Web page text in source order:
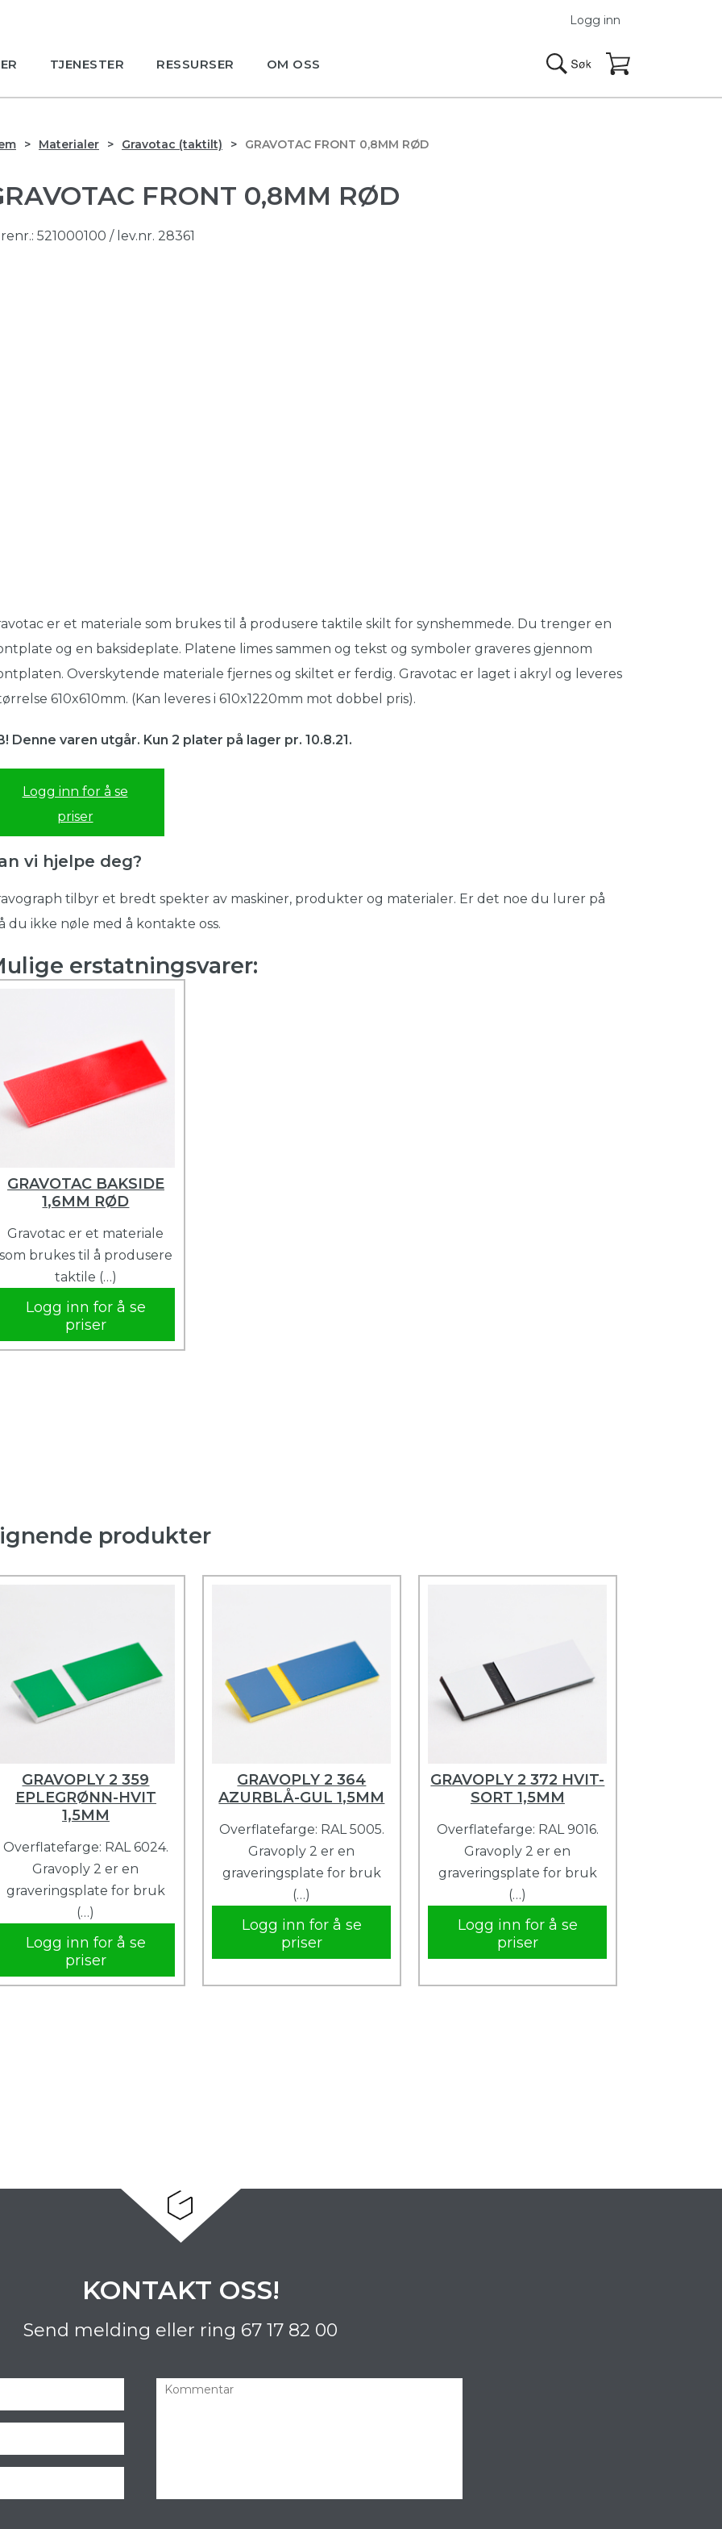
TJENESTER RESSURSER OM OSS
Logg inn
Materialer Gravotac (taktilt) GRAVOTAC FRONT 0,8MM RØD
FRONT 0,8MM RØD
521000100 / lev.nr. 28361
er et materiale som brukes til å produsere taktile skilt for synshemmede. Du trenger en
og en baksideplate. Platene limes sammen og tekst og symboler graveres gjennom
Overskytende materiale fjernes og skiltet er ferdig. Gravotac er laget i akryl og leveres
610x610mm. (Kan leveres i 610x1220mm mot dobbel pris).
Denne varen utgår. Kun 2 plater på lager pr. 10.8.21.
Logg inn for å se
priser
vi hjelpe deg?
tilbyr et bredt spekter av maskiner, produkter og materialer. Er det noe du lurer på
du ikke nøle med å kontakte oss.
erstatningsvarer:
GRAVOTAC BAKSIDE
1,6MM RØD
Gravotac er et materiale
brukes til å produsere
taktile (…)
Logg inn for å se
priser
produkter
GRAVOPLY 2 359
EPLEGRØNN-HVIT
1,5MM
Overflatefarge: RAL 6024.
Gravoply 2 er en
graveringsplate for bruk
(…)
Logg inn for å se
priser
GRAVOPLY 2 364
AZURBLÅ-GUL 1,5MM
Overflatefarge: RAL 5005.
Gravoply 2 er en
graveringsplate for bruk
(…)
Logg inn for å se
priser
GRAVOPLY 2 372 HVIT-
SORT 1,5MM
Overflatefarge: RAL 9016.
Gravoply 2 er en
graveringsplate for bruk
(…)
Logg inn for å se
priser
KONTAKT OSS!
Send melding eller ring 67 17 82 00